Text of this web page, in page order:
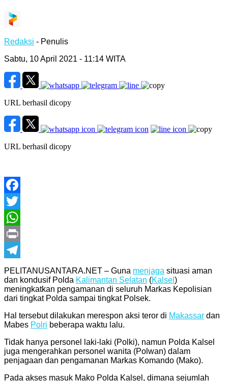
Redaksi - Penulis
Sabtu, 10 April 2021 - 11:14 WITA
URL berhasil dicopy
URL berhasil dicopy
Facebook
Twitter
WhatsApp
Print
Telegram
PELITANUSANTARA.NET – Guna menjaga situasi aman
dan kondusif Polda Kalimantan Selatan (Kalsel )
meningkatkan pengamanan di seluruh Markas Kepolisian
dari tingkat Polda sampai tingkat Polsek.
Hal tersebut dilakukan merespon aksi teror di Makassar dan
Mabes Polri beberapa waktu lalu.
Tidak hanya personel laki-laki (Polki), namun Polda Kalsel
juga mengerahkan personel wanita (Polwan) dalam
penjagaan dan pengamanan Markas Komando (Mako).
Pada akses masuk Mako Polda Kalsel, dimana sejumlah